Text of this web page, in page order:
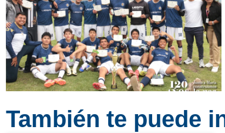
También te puede